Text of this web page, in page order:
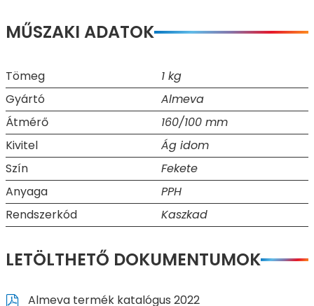
MŰSZAKI ADATOK
Tömeg
1 kg
Gyártó
Almeva
Átmérő
160/100 mm
Kivitel
Ág idom
Szín
Fekete
Anyaga
PPH
Rendszerkód
Kaszkad
LETÖLTHETŐ DOKUMENTUMOK
Almeva termék katalógus 2022